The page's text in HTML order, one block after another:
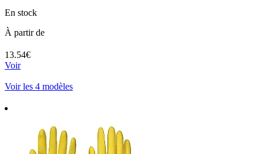
En stock
À partir de
13.54€
Voir
Voir les 4 modèles